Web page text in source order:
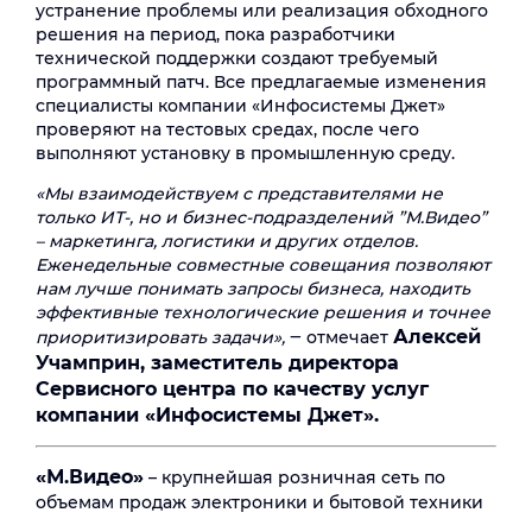
устранение проблемы или реализация обходного
решения на период, пока разработчики
технической поддержки создают требуемый
программный патч. Все предлагаемые изменения
специалисты компании «Инфосистемы Джет»
проверяют на тестовых средах, после чего
выполняют установку в промышленную среду.
«Мы взаимодействуем с представителями не
только ИТ-, но и бизнес-подразделений ”М.Видео”
– маркетинга, логистики и других отделов.
Еженедельные совместные совещания позволяют
нам лучше понимать запросы бизнеса, находить
эффективные технологические решения и точнее
приоритизировать задачи», ‒ отмечает Алексей
Учамприн, заместитель директора
Сервисного центра по качеству услуг
компании «Инфосистемы Джет».
«М.Видео» – крупнейшая розничная сеть по
объемам продаж электроники и бытовой техники